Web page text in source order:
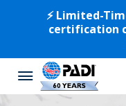
⚡️ Limited-
certification